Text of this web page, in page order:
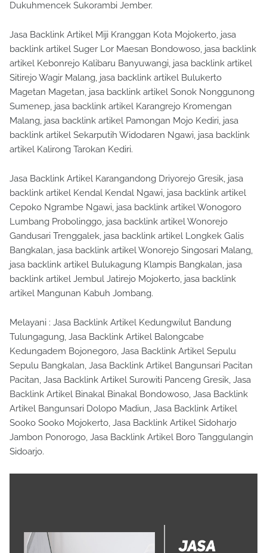
Dukuhmencek Sukorambi Jember.
Jasa Backlink Artikel Miji Kranggan Kota Mojokerto, jasa
backlink artikel Suger Lor Maesan Bondowoso, jasa backlink
artikel Kebonrejo Kalibaru Banyuwangi, jasa backlink artikel
Sitirejo Wagir Malang, jasa backlink artikel Bulukerto
Magetan Magetan, jasa backlink artikel Sonok Nonggunong
Sumenep, jasa backlink artikel Karangrejo Kromengan
Malang, jasa backlink artikel Pamongan Mojo Kediri, jasa
backlink artikel Sekarputih Widodaren Ngawi, jasa backlink
artikel Kalirong Tarokan Kediri.
Jasa Backlink Artikel Karangandong Driyorejo Gresik, jasa
backlink artikel Kendal Kendal Ngawi, jasa backlink artikel
Cepoko Ngrambe Ngawi, jasa backlink artikel Wonogoro
Lumbang Probolinggo, jasa backlink artikel Wonorejo
Gandusari Trenggalek, jasa backlink artikel Longkek Galis
Bangkalan, jasa backlink artikel Wonorejo Singosari Malang,
jasa backlink artikel Bulukagung Klampis Bangkalan, jasa
backlink artikel Jembul Jatirejo Mojokerto, jasa backlink
artikel Mangunan Kabuh Jombang.
Melayani : Jasa Backlink Artikel Kedungwilut Bandung
Tulungagung, Jasa Backlink Artikel Balongcabe
Kedungadem Bojonegoro, Jasa Backlink Artikel Sepulu
Sepulu Bangkalan, Jasa Backlink Artikel Bangunsari Pacitan
Pacitan, Jasa Backlink Artikel Surowiti Panceng Gresik, Jasa
Backlink Artikel Binakal Binakal Bondowoso, Jasa Backlink
Artikel Bangunsari Dolopo Madiun, Jasa Backlink Artikel
Sooko Sooko Mojokerto, Jasa Backlink Artikel Sidoharjo
Jambon Ponorogo, Jasa Backlink Artikel Boro Tanggulangin
Sidoarjo.